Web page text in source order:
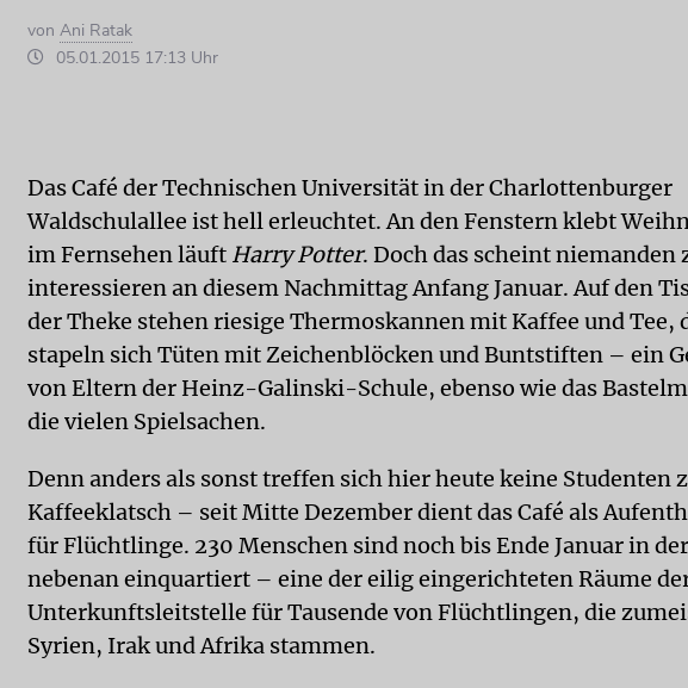
von Ani Ratak
05.01.2015 17:13 Uhr
Das Café der Technischen Universität in der Charlottenburger
Waldschulallee ist hell erleuchtet. An den Fenstern klebt
im Fernsehen läuft Harry Potter. Doch das scheint niemanden
interessieren an diesem Nachmittag Anfang Januar. Auf den
der Theke stehen riesige Thermoskannen mit Kaffee und Tee,
stapeln sich Tüten mit Zeichenblöcken und Buntstiften – ein
von Eltern der Heinz-Galinski-Schule, ebenso wie das
die vielen Spielsachen.
Denn anders als sonst treffen sich hier heute keine Studenten
Kaffeeklatsch – seit Mitte Dezember dient das Café als
für Flüchtlinge. 230 Menschen sind noch bis Ende Januar in
nebenan einquartiert – eine der eilig eingerichteten Räume
Unterkunftsleitstelle für Tausende von Flüchtlingen, die
Syrien, Irak und Afrika stammen.